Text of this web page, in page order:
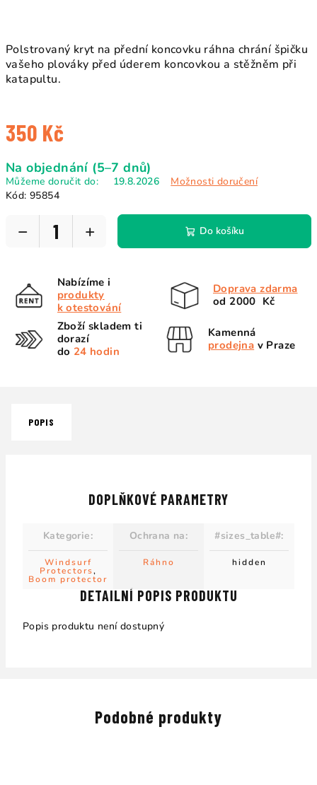
Polstrovaný kryt na přední koncovku ráhna chrání špičku
vašeho plováky před úderem koncovkou a stěžněm při
katapultu.
350 Kč
cena:
Na objednání (5–7 dnů)
Můžeme doručit do: 19.8.2026
Možnosti doručení
Kód: 95854
+
− Do košíku
Nabízíme i
produkty
k otestování
Doprava zdarma
od 2000 Kč
Zboží skladem ti
dorazí
do 24 hodin
Kamenná
prodejna v Praze
POPIS
DETAILNÍ POPIS PRODUKTU
Popis produktu není dostupný
DOPLŇKOVÉ PARAMETRY
Kategorie:
Windsurf
Protectors,
Boom protector
Ochrana na:
Ráhno
#sizes_table#:
hidden
Podobné produkty